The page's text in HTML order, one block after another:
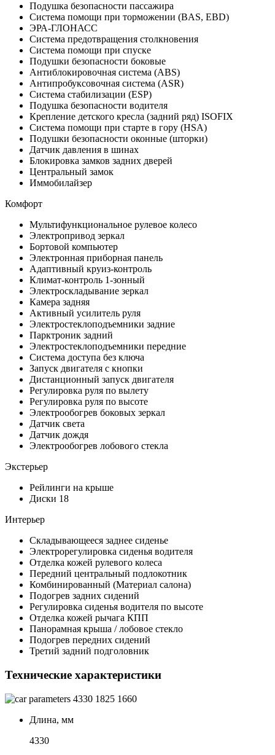
Подушка безопасности пассажира
Система помощи при торможении (BAS, EBD)
ЭРА-ГЛОНАСС
Система предотвращения столкновения
Система помощи при спуске
Подушки безопасности боковые
Антиблокировочная система (ABS)
Антипробуксовочная система (ASR)
Система стабилизации (ESP)
Подушка безопасности водителя
Крепление детского кресла (задний ряд) ISOFIX
Система помощи при старте в гору (HSA)
Подушки безопасности оконные (шторки)
Датчик давления в шинах
Блокировка замков задних дверей
Центральный замок
Иммобилайзер
Комфорт
Мультифункциональное рулевое колесо
Электропривод зеркал
Бортовой компьютер
Электронная приборная панель
Адаптивный круиз-контроль
Климат-контроль 1-зонный
Электроскладывание зеркал
Камера задняя
Активный усилитель руля
Электростеклоподъемники задние
Парктроник задний
Электростеклоподъемники передние
Система доступа без ключа
Запуск двигателя с кнопки
Дистанционный запуск двигателя
Регулировка руля по вылету
Регулировка руля по высоте
Электрообогрев боковых зеркал
Датчик света
Датчик дождя
Электрообогрев лобового стекла
Экстерьер
Рейлинги на крыше
Диски 18
Интерьер
Складывающееся заднее сиденье
Электрорегулировка сиденья водителя
Отделка кожей рулевого колеса
Передний центральный подлокотник
Комбинированный (Материал салона)
Подогрев задних сидений
Регулировка сиденья водителя по высоте
Отделка кожей рычага КПП
Панорамная крыша / лобовое стекло
Подогрев передних сидений
Третий задний подголовник
Технические характеристики
4330 1825 1660
Длина, мм
4330